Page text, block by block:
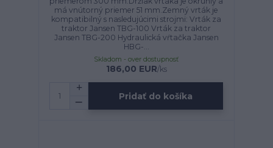
má vnútorný priemer 51 mm.Zemný vrták je
kompatibilný s nasledujúcimi strojmi: Vrták za
traktor Jansen TBG-100 Vrták za traktor
Jansen TBG-200 Hydraulická vŕtačka Jansen
HBG-...
186,00 EUR/ks
Skladom - over dostupnosť
Pridať do košíka